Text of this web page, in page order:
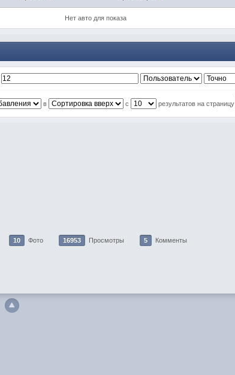
Нет авто для показа
в с результатов на страницу
10 Фото 16953 Просмотры 5 Комменты